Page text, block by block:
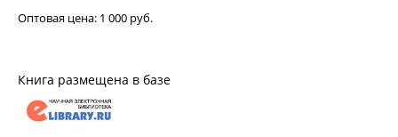
Оптовая цена: 1 000 руб.
Книга размещена в базе